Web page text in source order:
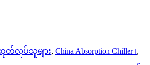
တ်လုပ်သူများ, China Absorption Chiller ၊,